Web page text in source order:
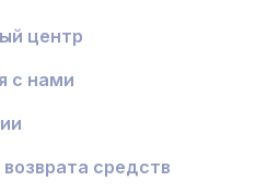
центр
с нами
средств